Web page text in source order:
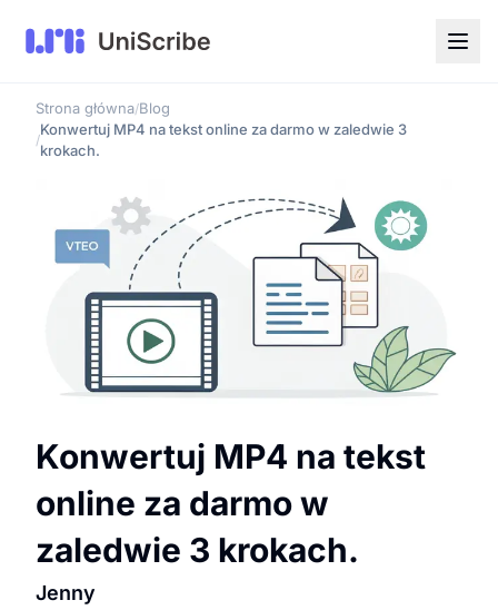
Strona główna/Blog
/
Konwertuj MP4 na tekst online za darmo w zaledwie 3
krokach.
Konwertuj MP4 na tekst
online za darmo w
zaledwie 3 krokach.
Jenny